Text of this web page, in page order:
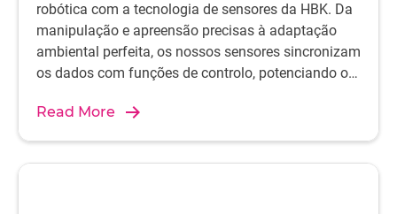
robótica com a tecnologia de sensores da HBK. Da
manipulação e apreensão precisas à adaptação
ambiental perfeita, os nossos sensores sincronizam
os dados com funções de controlo, potenciando o
Read More